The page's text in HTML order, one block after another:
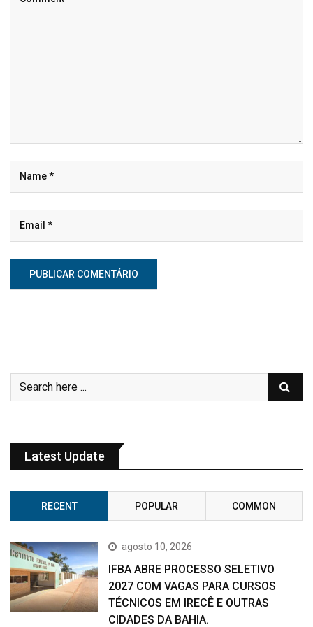
Latest Update
RECENT POPULAR COMMON
agosto 10, 2026
IFBA ABRE PROCESSO SELETIVO
2027 COM VAGAS PARA CURSOS
TÉCNICOS EM IRECÊ E OUTRAS
CIDADES DA BAHIA.